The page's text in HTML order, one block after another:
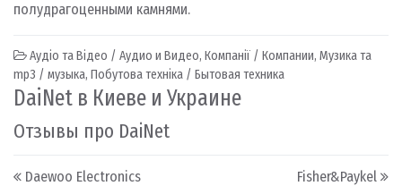
полудрагоценными камнями.
Аудіо та Відео / Аудио и Видео, Компанії / Компании, Музика та
mp3 / музыка, Побутова техніка / Бытовая техника
DaiNet в Киеве и Украине
Отзывы про DaiNet
Post navigation
Daewoo Electronics Fisher&Paykel